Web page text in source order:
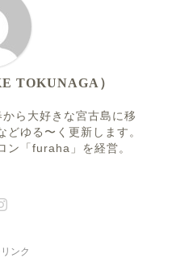
TOKUNAGA）
ら大好きな宮古島に移
ゆる〜く更新します。
ン「furaha」を経営。
ンク